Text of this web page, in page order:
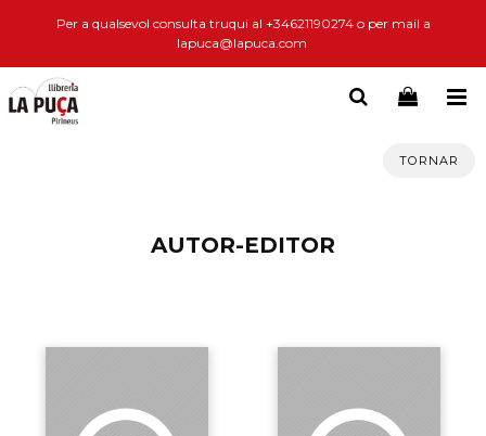
Per a qualsevol consulta truqui al +34621190274 o per mail a
lapuca@lapuca.com
TORNAR
AUTOR-EDITOR